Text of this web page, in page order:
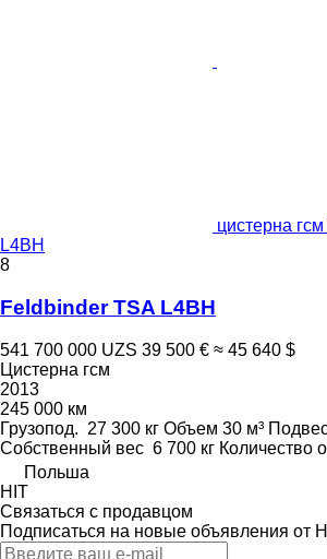
цистерна
L4BH
8
Feldbinder TSA L4BH
541 700 000 UZS 39 500 € ≈ 45 640 $
Цистерна гсм
2013
245 000 км
Грузопод. 27 300 кг Объем 30 м³
Собственный вес 6 700 кг Количество
Польша
HIT
Связаться с продавцом
Подписаться на новые объявления от